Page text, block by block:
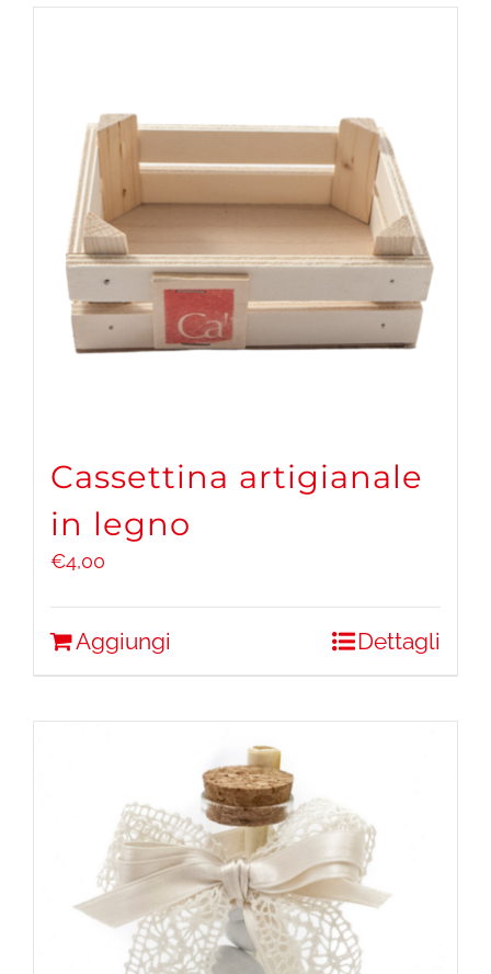
Cassettina artigianale
in legno
€4,00
Aggiungi Dettagli